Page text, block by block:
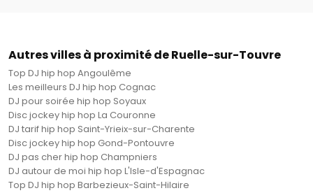
Autres villes à proximité de Ruelle-sur-Touvre
Top DJ hip hop Angoulême
Les meilleurs DJ hip hop Cognac
DJ pour soirée hip hop Soyaux
Disc jockey hip hop La Couronne
DJ tarif hip hop Saint-Yrieix-sur-Charente
Disc jockey hip hop Gond-Pontouvre
DJ pas cher hip hop Champniers
DJ autour de moi hip hop L'Isle-d'Espagnac
Top DJ hip hop Barbezieux-Saint-Hilaire